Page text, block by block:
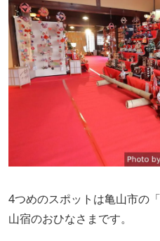
4つめのスポットは亀山市の
山宿のおひなさまです。